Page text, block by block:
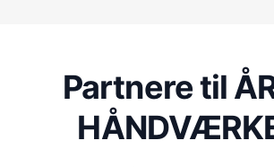
Partnere til